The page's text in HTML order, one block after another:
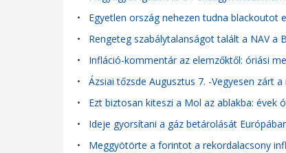
• Egyetlen ország nehezen tudna blackoutot
• Rengeteg szabálytalanságot talált a NAV a
• Infláció-kommentár az elemzőktől: óriási
• Ázsiai tőzsde Augusztus 7. -Vegyesen zárt
• Ezt biztosan kiteszi a Mol az ablakba: évek
• Ideje gyorsítani a gáz betárolását
• Meggyötörte a forintot a rekordalacsony